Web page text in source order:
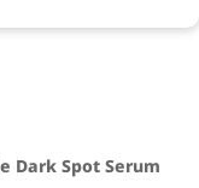
Dark Spot Serum